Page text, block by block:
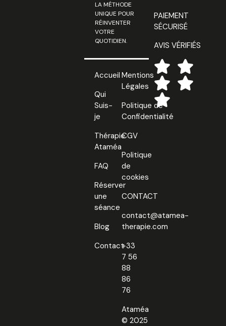
LA MÉTHODE
UNIQUE POUR
RÉINVENTER
VOTRE
QUOTIDIEN.
Accueil
Qui
Suis-
je
Thérapie
Ataméa
FAQ
Réserver
une
séance
Blog
Contact
Mentions
Légales
Politique de
Confidentialité
CGV
Politique
de
cookies
CONTACT
contact@atamea-
therapie.com
+33
7 56
88
86
76
Ataméa
© 2025
PAIEMENT
SÉCURISÉ
AVIS VÉRIFIÉS